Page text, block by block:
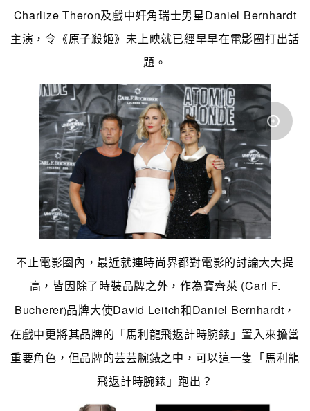
Charlize Theron及戲中奸角瑞士男星Daniel Bernhardt
主演，令《原子殺姬》未上映就已經早早在電影圈打出話
題。
不止電影圈內，最近就連時尚界都對電影的討論大大提
高，皆因除了時裝品牌之外，作為寶齊萊 (Carl F.
Bucherer)品牌大使David Leitch和Daniel Bernhardt，
在戲中更將其品牌的「馬利龍飛返計時腕錶」置入來擔當
重要角色，但品牌的芸芸腕錶之中，可以這一隻「馬利龍
飛返計時腕錶」跑出？